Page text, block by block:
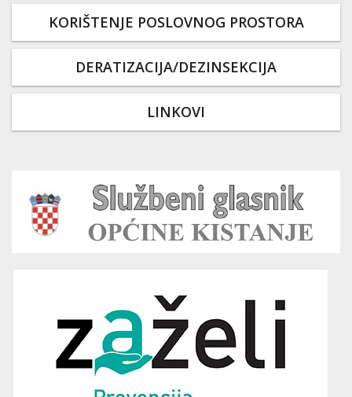
KORIŠTENJE POSLOVNOG PROSTORA
DERATIZACIJA/DEZINSEKCIJA
LINKOVI